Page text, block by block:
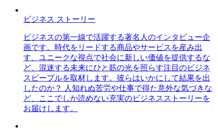
ビジネス ストーリー
ビジネスの第一線で活躍する著名人のインタビュー企
画です。時代をリードする商品やサービスを産み出
す、ユニークな視点で社会に新しい価値を提供するな
ど、混迷する未来にひと筋の光を照らす注目のビジネ
スピープルを取材します。彼らはいかにして結果を出
したのか？ 人知れぬ苦労や仕事で得た意外な気づきな
ど、ここでしか読めない充実のビジネスストーリーを
お届けします。